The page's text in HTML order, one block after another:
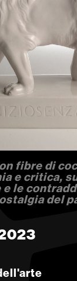
fibre di
e critica,
e le
del